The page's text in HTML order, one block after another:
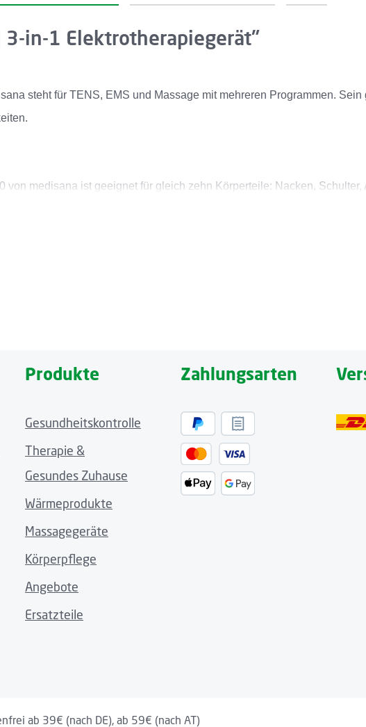
in-1 Elektrotherapiegerät"
steht für TENS, EMS und Massage mit mehreren Programmen.
medisana ist geeignet für gleich zehn Körperteile: Nacken,
TT 200 drei Massageprogramme zur Auswahl: Kneten, reiben
bei Tag und Nacht
Bedürfnisse
und Klopfen
Gelenk
load): 0.29 W/CM2
Produkte
Gesundheitskontrolle
Therapie &
Gesundes Zuhause
Wärmeprodukte
Massagegeräte
Körperpflege
Angebote
Ersatzteile
Zahlungsarten
ab 39€ (nach DE), ab 59€ (nach AT)